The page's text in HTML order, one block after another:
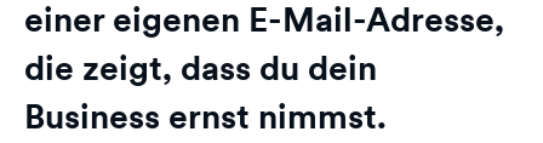
einer eigenen E-Mail-Adresse,
die zeigt, dass du dein
Business ernst nimmst.